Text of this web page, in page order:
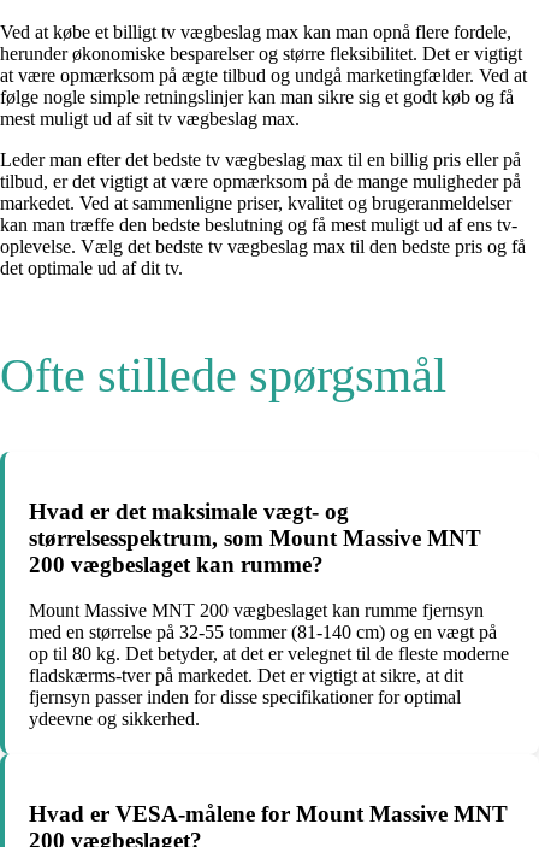
Ved at købe et billigt tv vægbeslag max kan man opnå flere fordele,
herunder økonomiske besparelser og større fleksibilitet. Det er vigtigt
at være opmærksom på ægte tilbud og undgå marketingfælder. Ved at
følge nogle simple retningslinjer kan man sikre sig et godt køb og få
mest muligt ud af sit tv vægbeslag max.
Leder man efter det bedste tv vægbeslag max til en billig pris eller på
tilbud, er det vigtigt at være opmærksom på de mange muligheder på
markedet. Ved at sammenligne priser, kvalitet og brugeranmeldelser
kan man træffe den bedste beslutning og få mest muligt ud af ens tv-
oplevelse. Vælg det bedste tv vægbeslag max til den bedste pris og få
det optimale ud af dit tv.
Ofte stillede spørgsmål
Hvad er det maksimale vægt- og
størrelsesspektrum, som Mount Massive MNT
200 vægbeslaget kan rumme?
Mount Massive MNT 200 vægbeslaget kan rumme fjernsyn
med en størrelse på 32-55 tommer (81-140 cm) og en vægt på
op til 80 kg. Det betyder, at det er velegnet til de fleste moderne
fladskærms-tver på markedet. Det er vigtigt at sikre, at dit
fjernsyn passer inden for disse specifikationer for optimal
ydeevne og sikkerhed.
Hvad er VESA-målene for Mount Massive MNT
200 vægbeslaget?